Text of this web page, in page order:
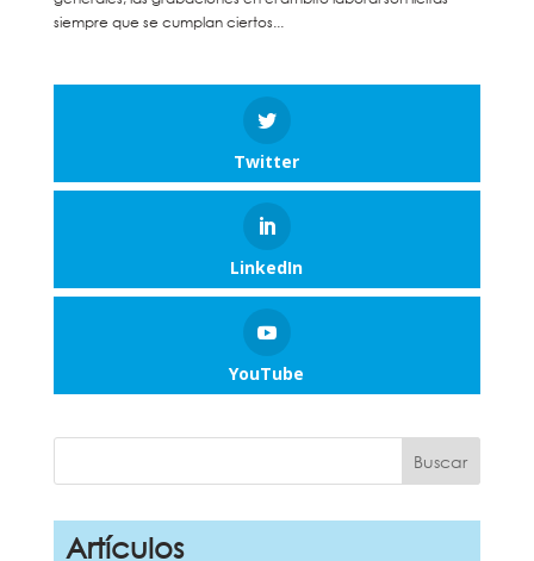
siempre que se cumplan ciertos...
Twitter
LinkedIn
YouTube
Artículos